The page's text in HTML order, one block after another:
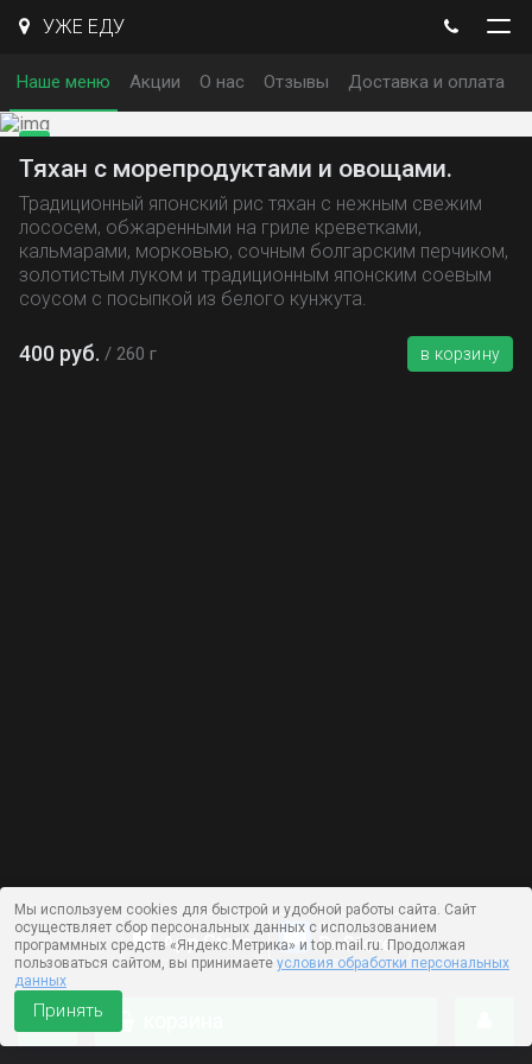
УЖЕ ЕДУ
Наше меню Акции О нас Отзывы Доставка и оплата
Тяхан с морепродуктами и овощами.
Традиционный японский рис тяхан с нежным свежим
лососем, обжаренными на гриле креветками,
кальмарами, морковью, сочным болгарским перчиком,
золотистым луком и традиционным японским соевым
соусом с посыпкой из белого кунжута.
400 руб. 260 г в корзину
Мы используем cookies для быстрой и удобной работы сайта. Сайт
осуществляет сбор персональных данных с использованием
программных средств «Яндекс.Метрика» и top.mail.ru. Продолжая
пользоваться сайтом, вы принимаете условия обработки персональных
данных
Принять